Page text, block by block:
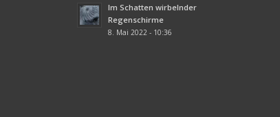
Im Schatten wirbelnder
Regenschirme
8. Mai 2022 - 10:36